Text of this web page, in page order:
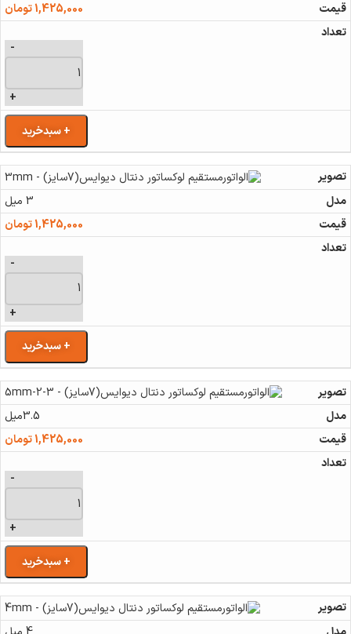
1,425,000تومان
-
+
+ سبدخرید
3 میل
1,425,000تومان
-
+
+ سبدخرید
3.5میل
1,425,000تومان
-
+
+ سبدخرید